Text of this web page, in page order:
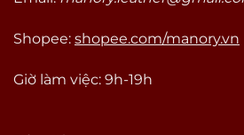
Shopee: shopee.com/manory.vn
Giờ làm việc: 9h-19h